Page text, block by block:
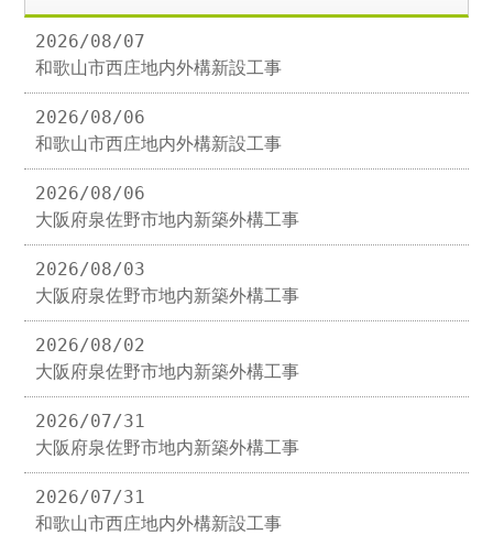
2026/08/07
和歌山市西庄地内外構新設工事
2026/08/06
和歌山市西庄地内外構新設工事
2026/08/06
大阪府泉佐野市地内新築外構工事
2026/08/03
大阪府泉佐野市地内新築外構工事
2026/08/02
大阪府泉佐野市地内新築外構工事
2026/07/31
大阪府泉佐野市地内新築外構工事
2026/07/31
和歌山市西庄地内外構新設工事